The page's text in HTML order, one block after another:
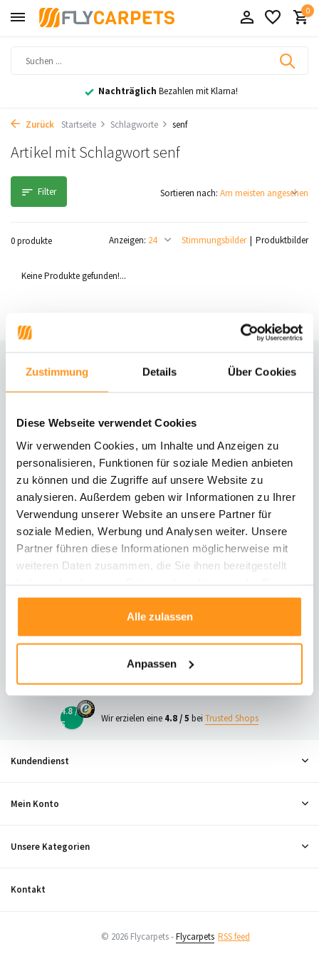
Zustimmung Details Über Cookies
Diese Webseite verwendet Cookies
Wir verwenden Cookies, um Inhalte und Anzeigen zu
personalisieren, Funktionen für soziale Medien anbieten
zu können und die Zugriffe auf unsere Website zu
analysieren. Außerdem geben wir Informationen zu Ihrer
Verwendung unserer Website an unsere Partner für
soziale Medien, Werbung und Analysen weiter. Unsere
Partner führen diese Informationen möglicherweise mit
weiteren Daten zusammen, die Sie ihnen bereitgestellt
gesammelt haben.
Alle zulassen
Anpassen
0
Nachträglich Bezahlen mit Klarna!
Zurück Startseite Schlagworte senf
Artikel mit Schlagwort senf
Filter
0 produkte Stimmungsbilder Produktbilder
Anzeigen:
Sortieren nach:
Keine Produkte gefunden!...
Informationen zur Rücksendung
Direkt chatten
Mit einem Mitarbeiter chatten
E-Mail senden
vragen@flycarpets.nl
Telefonischer Kontakt
23
4.8 /
5
Wir erzielen eine 4.8 / 5 bei Trusted Shops
Kundendienst
Mein Konto
Unsere Kategorien
Kontakt
© 2026 Flycarpets -Flycarpets RSS feed